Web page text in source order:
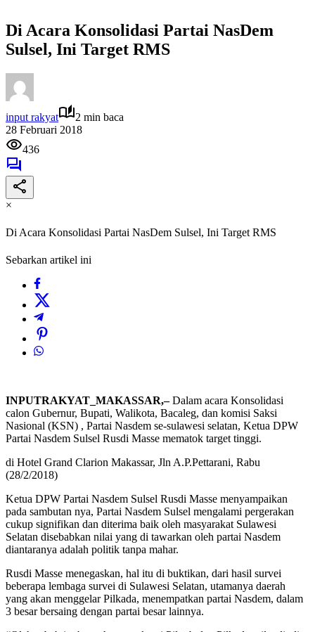
Di Acara Konsolidasi Partai NasDem
Sulsel, Ini Target RMS
input rakyat
2 min baca
28 Februari 2018
436
×
Di Acara Konsolidasi Partai NasDem Sulsel, Ini Target RMS
Sebarkan artikel ini
INPUTRAKYAT_MAKASSAR,–Dalam acara Konsolidasi
calon Gubernur, Bupati, Walikota, Bacaleg, dan komisi Saksi
Nasional (KSN) , Partai Nasdem se-sulawesi selatan, Ketua DPW
Partai Nasdem Sulsel Rusdi Masse mematok target tinggi.
di Hotel Grand Clarion Makassar, Jln A.P.Pettarani, Rabu
(28/2/2018)
Ketua DPW Partai Nasdem Sulsel Rusdi Masse menyampaikan
pada sambutan nya, Partai Nasdem Sulsel mengalami pergerakan
cukup signifikan dan diterima baik oleh masyarakat Sulawesi
Selatan disebabkan nilai yang di tawarkan oleh partai Nasdem
diantaranya adalah politik tanpa mahar.
Rusdi Masse menegaskan, hal itu di buktikan, dari hasil survei
beberapa lembaga survei di Sulawesi Selatan, utamanya daerah
yang akan menggelar Pilkada, menempatkan partai Nasdem, dalam
3 besar bersaing dengan partai besar lainnya.